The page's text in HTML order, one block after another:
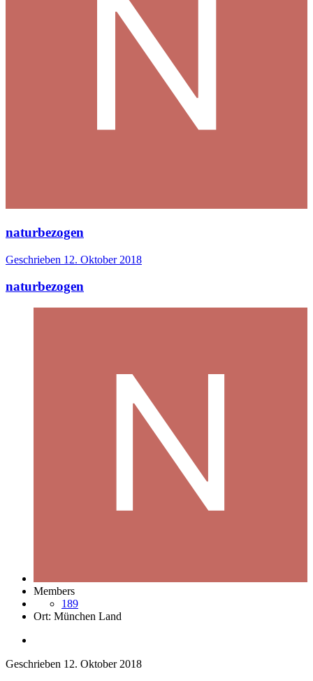
naturbezogen
Geschrieben 12. Oktober 2018
naturbezogen
Members
189
Ort: München Land
Geschrieben 12. Oktober 2018